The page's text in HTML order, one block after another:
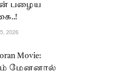
பழைய
2026
Movie:
மேனனால்